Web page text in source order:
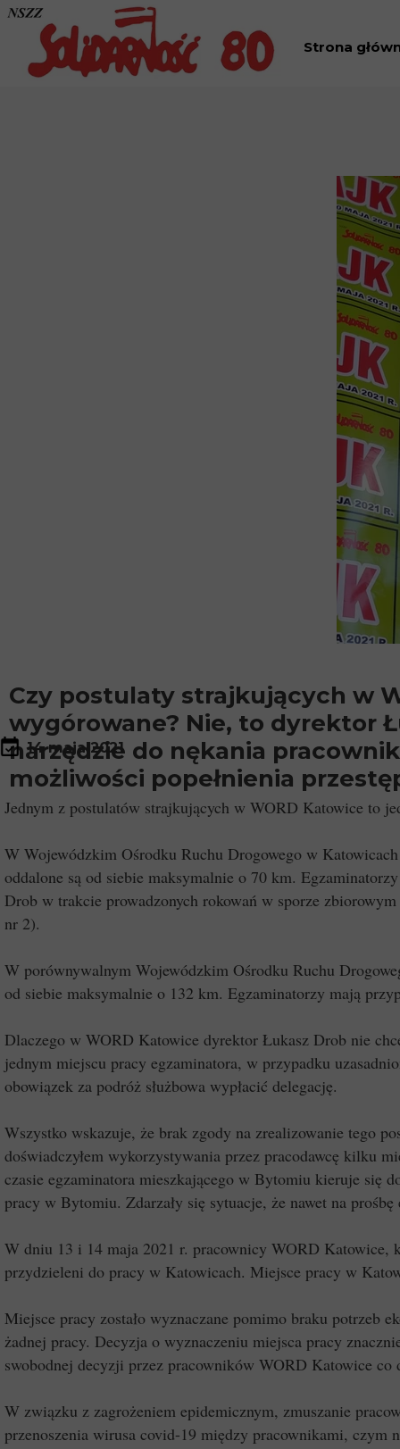
14 maja 2021
Jednym z postulatów strajkujących w WORD Katowice to
W Wojewódzkim Ośrodku Ruchu Drogowego w
oddalone są od siebie maksymalnie o 70 km.
Drob w trakcie prowadzonych rokowań w sporze
nr 2).
W porównywalnym Wojewódzkim Ośrodku Ruchu
od siebie maksymalnie o 132 km. Egzaminatorzy mają
Dlaczego w WORD Katowice dyrektor Łukasz Drob nie
jednym miejscu pracy egzaminatora, w przypadku
obowiązek za podróż służbowa wypłacić delegację.
Wszystko wskazuje, że brak zgody na zrealizowanie tego
doświadczyłem wykorzystywania przez pracodawcę kilku
czasie egzaminatora mieszkającego w Bytomiu kieruje się
pracy w Bytomiu. Zdarzały się sytuacje, że nawet na
W dniu 13 i 14 maja 2021 r. pracownicy WORD Katowice,
przydzieleni do pracy w Katowicach. Miejsce pracy w
Miejsce pracy zostało wyznaczane pomimo braku potrzeb
żadnej pracy. Decyzja o wyznaczeniu miejsca pracy
swobodnej decyzji przez pracowników WORD Katowice co
W związku z zagrożeniem epidemicznym, zmuszanie
przenoszenia wirusa covid-19 między pracownikami, czym
Czy postulaty strajkujących w
wygórowane? Nie, to dyrektor
narzędzie do nękania
możliwości popełnienia
Strona